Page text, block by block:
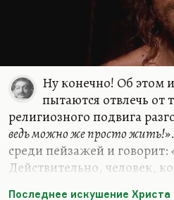
Ну конечно! Об этом
пытаются отвлечь от
религиозного подвига
ведь можно же просто жить!»
среди пейзажей и говорит:
Действительно, человек,
Последнее искушение Христа